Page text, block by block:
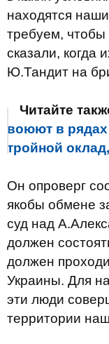
находятся
требуем,
сказали, когда
Ю.Тандит на
Читайте
воюют в
тройной
Он опроверг
якобы обмене
суд над
должен
должен
Украины. Для
эти люди
территории